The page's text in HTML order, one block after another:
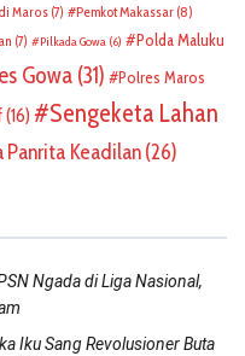
Maros (7) Pemkot Makassar (8)
(7) Pilkada Gowa (6)
Polda Maluku
Gowa (31)
Polres Maros
(16)
Sengeketa Lahan
Panrita Keadilan(26)
Ngada di Liga Nasional,
Iku Sang Revolusioner Buta